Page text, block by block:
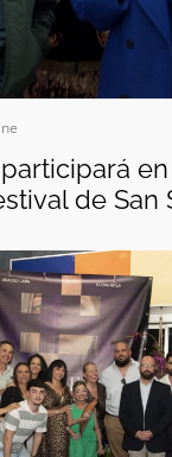
participará
de San